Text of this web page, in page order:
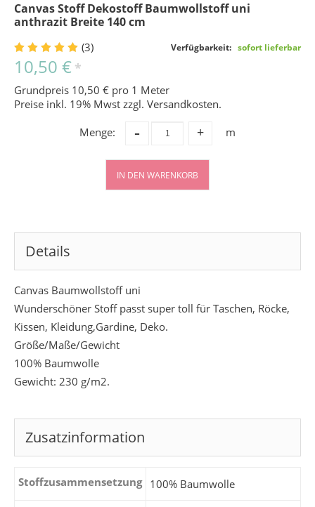
Canvas Stoff Dekostoff Baumwollstoff uni
anthrazit Breite 140 cm
(3) Verfügbarkeit: sofort lieferbar
10,50 € *
Grundpreis 10,50 € pro 1 Meter
Preise inkl. 19% Mwst zzgl. Versandkosten.
Menge:
+
- m
IN DEN WARENKORB
Details
Canvas Baumwollstoff uni
Wunderschöner Stoff passt super toll für Taschen, Röcke,
Kissen, Kleidung,Gardine, Deko.
Größe/Maße/Gewicht
100% Baumwolle
Gewicht: 230 g/m2.
Zusatzinformation
Stoffzusammensetzung 100% Baumwolle